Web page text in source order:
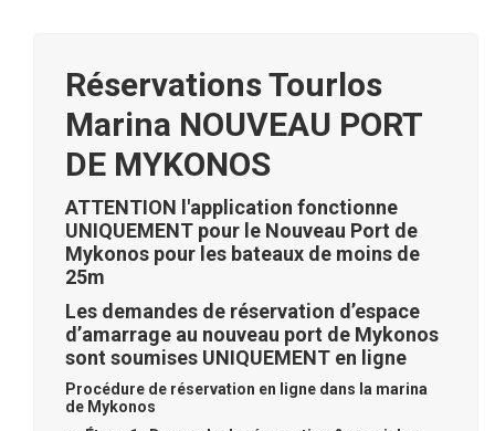
Réservations Tourlos
Marina NOUVEAU PORT
DE MYKONOS
ATTENTION l'application fonctionne
UNIQUEMENT pour le Nouveau Port de
Mykonos pour les bateaux de moins de
25m
Les demandes de réservation d’espace
d’amarrage au nouveau port de Mykonos
sont soumises UNIQUEMENT en ligne
Procédure de réservation en ligne dans la marina
de Mykonos